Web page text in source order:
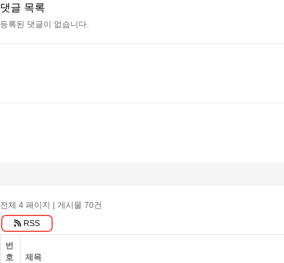
댓글 목록
등록된 댓글이 없습니다.
전체 4 페이지 | 게시물 70건
RSS
번
호
제목